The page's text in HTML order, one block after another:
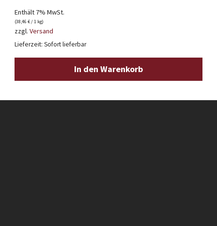
Enthält 7% MwSt.
(38,46 €/ 1 kg)
zzgl. Versand
Lieferzeit: Sofort lieferbar
In den Warenkorb